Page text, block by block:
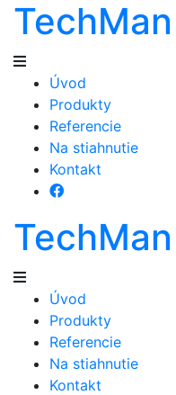
TechMan
Úvod
Produkty
Referencie
Na stiahnutie
Kontakt
TechMan
Úvod
Produkty
Referencie
Na stiahnutie
Kontakt